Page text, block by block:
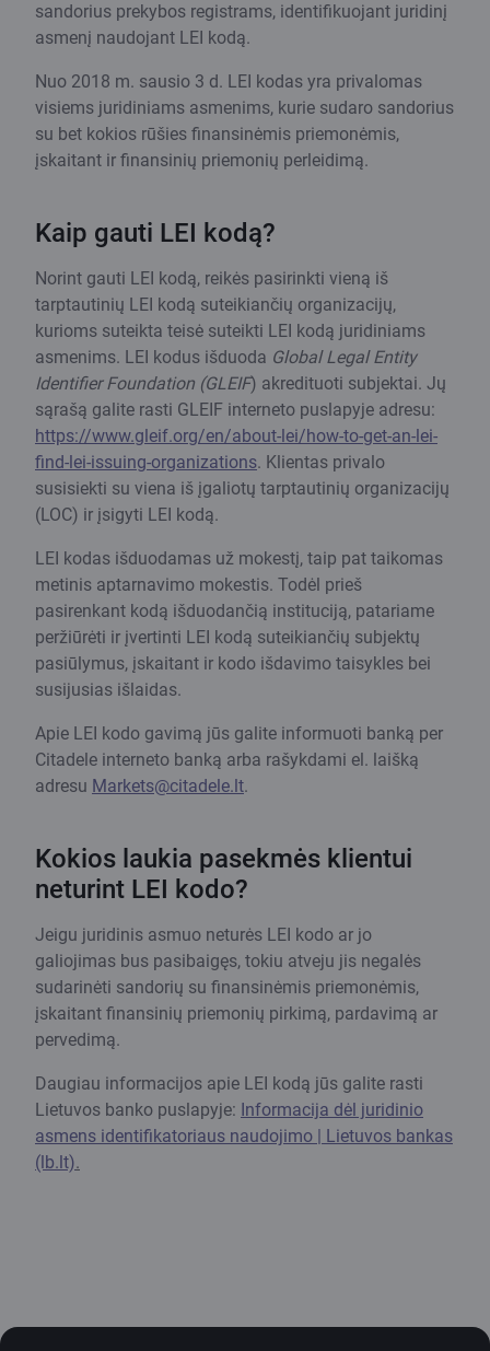
sandorius prekybos registrams, identifikuojant juridinį
asmenį naudojant LEI kodą.
Nuo 2018 m. sausio 3 d. LEI kodas yra privalomas
visiems juridiniams asmenims, kurie sudaro sandorius
su bet kokios rūšies finansinėmis priemonėmis,
įskaitant ir finansinių priemonių perleidimą.
Kaip gauti LEI kodą?
Norint gauti LEI kodą, reikės pasirinkti vieną iš
tarptautinių LEI kodą suteikiančių organizacijų,
kurioms suteikta teisė suteikti LEI kodą juridiniams
asmenims. LEI kodus išduoda Global Legal Entity
Identifier Foundation (GLEIF) akredituoti subjektai. Jų
sąrašą galite rasti GLEIF interneto puslapyje adresu:
https://www.gleif.org/en/about-lei/how-to-get-an-lei-
find-lei-issuing-organizations. Klientas privalo
susisiekti su viena iš įgaliotų tarptautinių organizacijų
(LOC) ir įsigyti LEI kodą.
LEI kodas išduodamas už mokestį, taip pat taikomas
metinis aptarnavimo mokestis. Todėl prieš
pasirenkant kodą išduodančią instituciją, patariame
peržiūrėti ir įvertinti LEI kodą suteikiančių subjektų
pasiūlymus, įskaitant ir kodo išdavimo taisykles bei
susijusias išlaidas.
Apie LEI kodo gavimą jūs galite informuoti banką per
Citadele interneto banką arba rašykdami el. laišką
adresu Markets@citadele.lt.
Kokios laukia pasekmės klientui
neturint LEI kodo?
Jeigu juridinis asmuo neturės LEI kodo ar jo
galiojimas bus pasibaigęs, tokiu atveju jis negalės
sudarinėti sandorių su finansinėmis priemonėmis,
įskaitant finansinių priemonių pirkimą, pardavimą ar
pervedimą.
Daugiau informacijos apie LEI kodą jūs galite rasti
Lietuvos banko puslapyje: Informacija dėl juridinio
asmens identifikatoriaus naudojimo | Lietuvos bankas
(lb.lt).